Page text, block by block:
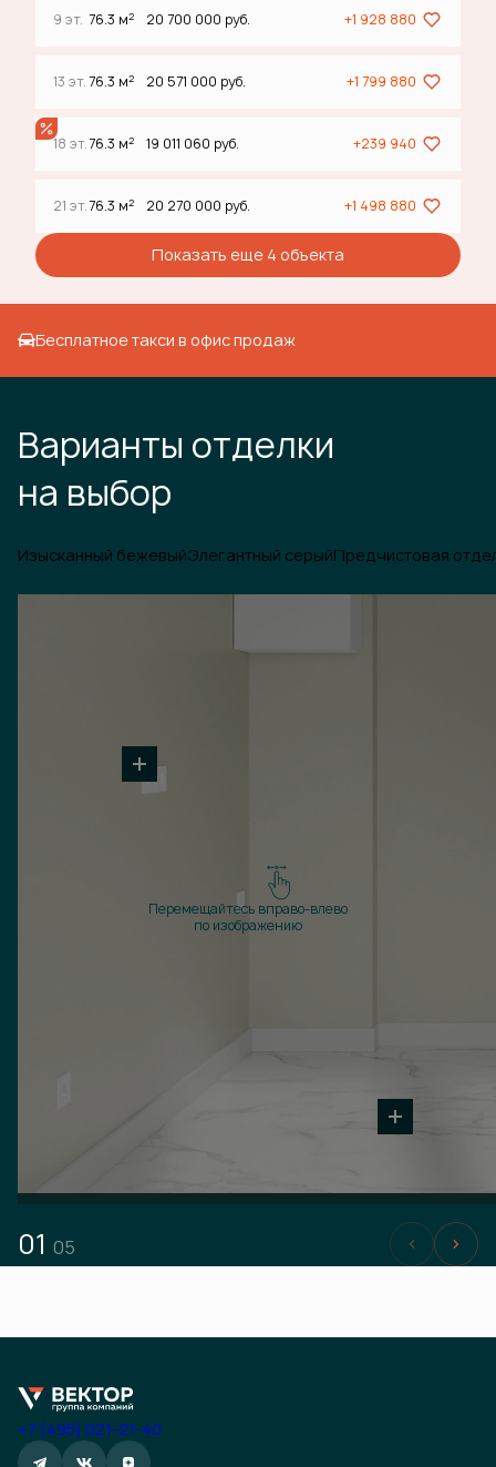
9 эт. 76.3 м2 20 700 000 руб. +1 928 880
13 эт.76.3 м2 20 571 000 руб. +1 799 880
18 эт.76.3 м2 19 011 060 руб. +239 940
21 эт.76.3 м2 20 270 000 руб. +1 498 880
Показать еще 4 объектa
Бесплатное такси в офис продаж
Варианты отделки
на выбор
Изысканный бежевыйЭлегантный серыйПредчистовая
Перемещайтесь вправо-влево
по изображению
01 05
+7 (495) 021-21-40